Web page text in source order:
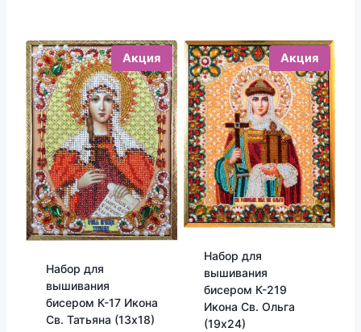
Акция
Набор для
вышивания
бисером К-17 Икона
Св. Татьяна (13х18)
Акция
Набор для
вышивания
бисером К-219
Икона Св. Ольга
(19х24)